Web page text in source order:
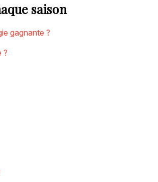
saison
gagnante ?
?